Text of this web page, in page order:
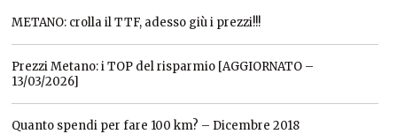
METANO: crolla il TTF, adesso giù i prezzi!!!
Prezzi Metano: i TOP del risparmio [AGGIORNATO –
13/03/2026]
Quanto spendi per fare 100 km? – Dicembre 2018